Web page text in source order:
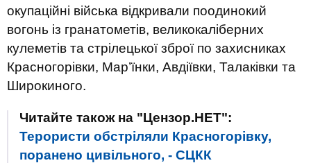
окупаційні війська відкривали поодинокий
вогонь із гранатометів, великокаліберних
кулеметів та стрілецької зброї по захисниках
Красногорівки, Мар’їнки, Авдіївки, Талаківки та
Широкиного.
Читайте також на "Цензор.НЕТ":
Терористи обстріляли Красногорівку,
поранено цивільного, - СЦКК